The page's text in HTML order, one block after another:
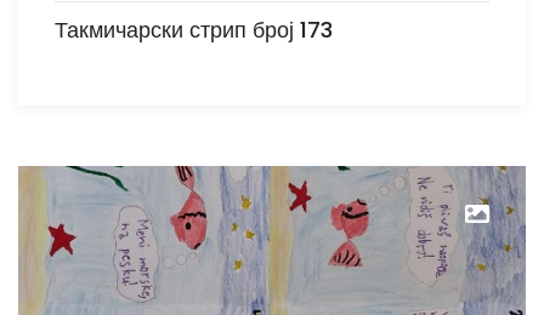
Такмичарски стрип број 173